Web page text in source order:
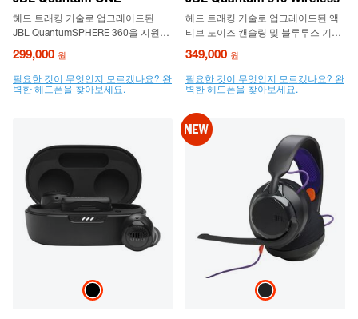
헤드 트래킹 기술로 업그레이드된
JBL QuantumSPHERE 360을 지원하
는 USB 유선 오버이어 PC 게임용 헤
드셋
299,000 원
필요한 것이 무엇인지 모르겠나요? 완
벽한 헤드폰을 찾아보세요.
헤드 트래킹 기술로 업그레이드된 액
티브 노이즈 캔슬링 및 블루투스 기능
이 탑재된 무선 오버이어 기능성 게임
용 헤드셋
349,000 원
필요한 것이 무엇인지 모르겠나요? 완
벽한 헤드폰을 찾아보세요.